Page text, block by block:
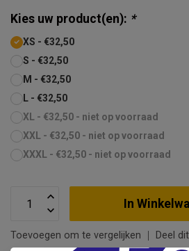
Kies uw product(en): *
XS - €32,50
S - €32,50
M - €32,50
L - €32,50
XL - €32,50 - niet op voorraad
XXL - €32,50 - niet op voorraad
XXXL - €32,50 - niet op voorraad
In
Toevoegen om te vergelijken Deel